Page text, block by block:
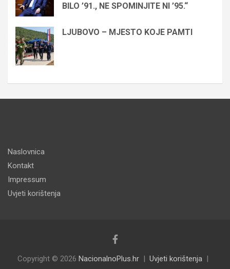
BILO ’91., NE SPOMINJITE NI ’95.“
LJUBOVO – MJESTO KOJE PAMTI
Naslovnica
Kontakt
Impressum
Uvjeti korištenja
Copyright © 2026 NacionalnoPlus.hr
Uvjeti korištenja